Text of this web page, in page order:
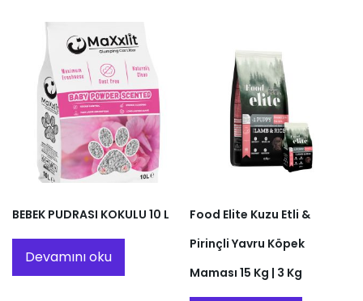
BEBEK PUDRASI KOKULU 10 L
Devamını oku
Food Elite Kuzu Etli &
Pirinçli Yavru Köpek
Maması 15 Kg | 3 Kg